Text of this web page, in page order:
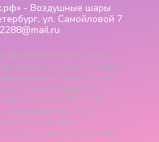
- Воздушные шары
ул. Самойловой 7
информация о продукции
сочетания, а также
характер и ни
публичной офертой,
2 статьи 437 ГК РФ.
и могут
цен. Все данные,
сугубо информационный